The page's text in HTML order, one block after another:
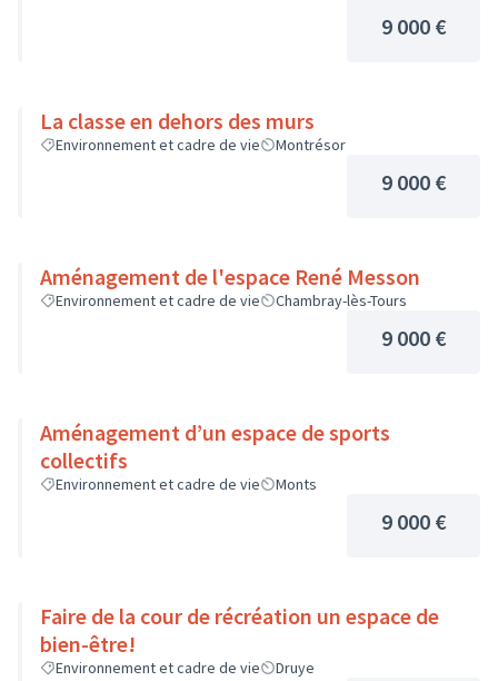
9 000 €
La classe en dehors des murs
Environnement et cadre de vie Montrésor
9 000 €
Aménagement de l'espace René Messon
Environnement et cadre de vie Chambray-lès-Tours
9 000 €
Aménagement d’un espace de sports
collectifs
Environnement et cadre de vie Monts
9 000 €
Faire de la cour de récréation un espace de
bien-être!
Environnement et cadre de vie Druye